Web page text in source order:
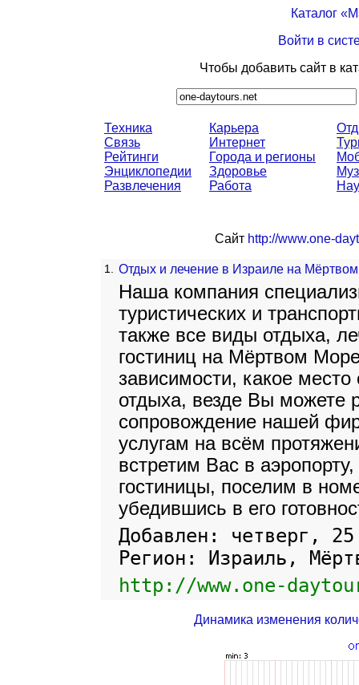
Каталог
Войти в
Чтобы добавить сайт в
Техника
Связь
Рейтинги
Энциклопедии
Развлечения
Карьера
Интернет
Города и регионы
Здоровье
Работа
Сайт http://www.one-
1. Отдых и лечение в Израиле на
Наша компания
туристических и
также все виды отдыха,
гостиниц на Мёртвом
зависимости, какое
отдыха, везде Вы можете
сопровождение нашей
услугам на всём
встретим Вас в
гостиницы, поселим в
убедившись в его
Добавлен: четверг,
Регион: Израиль,
http://www.one-
Динамика изменения